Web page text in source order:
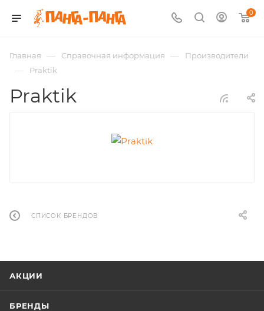
0
Главная — Справочная информация — Производители
— Praktik
Praktik
СПИСОК БРЕНДОВ
АКЦИИ
БРЕНДЫ